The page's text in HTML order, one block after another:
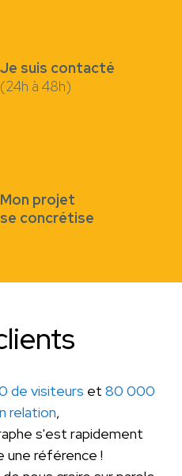
Je suis contacté
(24h à 48h)
Mon projet
se concrétise
de visiteurs et 80 000
relation,
s'est rapidement
une référence !